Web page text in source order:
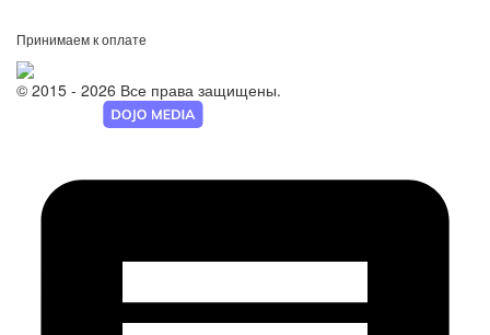
Принимаем к оплате
© 2015 - 2026 Все права защищены.